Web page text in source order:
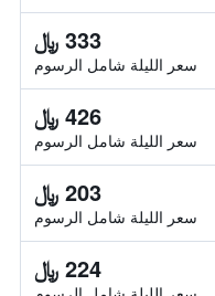
333 ﷼
سعر الليلة شامل الرسوم
426 ﷼
سعر الليلة شامل الرسوم
203 ﷼
سعر الليلة شامل الرسوم
224 ﷼